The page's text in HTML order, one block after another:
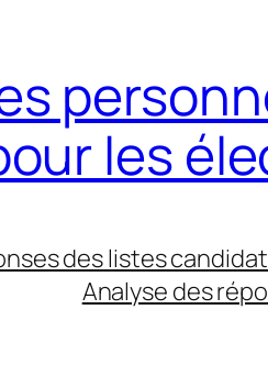
les
des listes
Analyse des